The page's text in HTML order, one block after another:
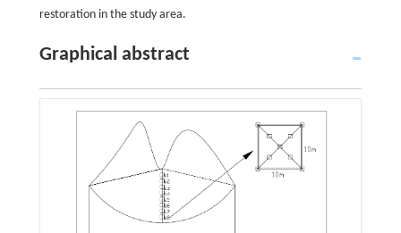
restoration in the study area.
Graphical abstract